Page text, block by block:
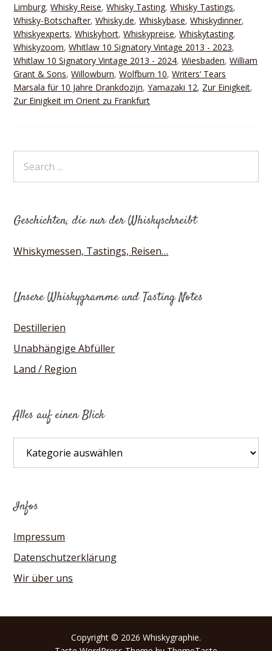
Limburg,Whisky Reise,Whisky Tasting,Whisky Tastings,
Whisky-Botschafter,Whisky.de,Whiskybase,Whiskydinner,
Whiskyexperts,Whiskyhort,Whiskypreise,Whiskytasting,
Whiskyzoom,Whitlaw 10 Signatory Vintage 2013 - 2023,
Whitlaw 10 Signatory Vintage 2013 - 2024,Wiesbaden,William
Grant & Sons,Willowburn,Wolfburn 10,Writers‘ Tears
Marsala für 10 Jahre Drankdozijn,Yamazaki 12, Zur Einigkeit,
Zur Einigkeit im Orient zu Frankfurt
Geschichten, die nur der Whiskyschreibt
Whiskymessen, Tastings, Reisen…
Unsere Whiskygramme und Tasting Notes
Destillerien
Unabhängige Abfüller
Land / Region
Alles auf einen Blick
auf
Infos
Impressum
Datenschutzerklärung
Wir über uns
Copyright © 2026 Whiskygraphie.